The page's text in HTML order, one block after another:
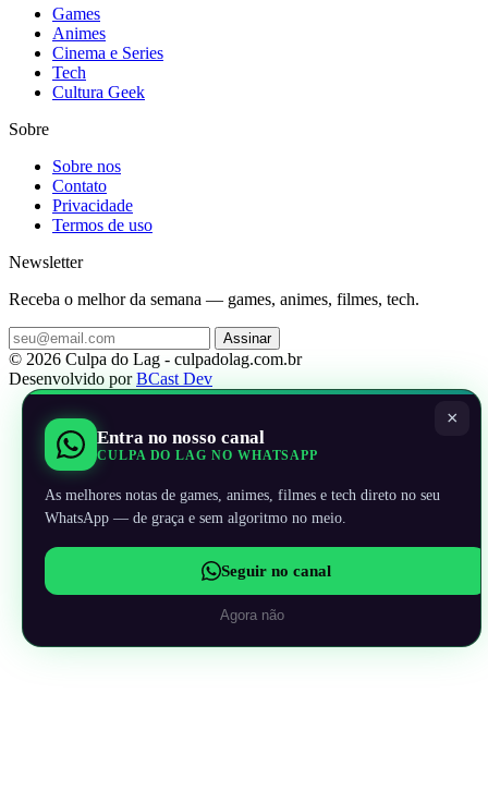
Games
Animes
Cinema e Series
Tech
Cultura Geek
Sobre
Sobre nos
Contato
Privacidade
Termos de uso
Newsletter
Receba o melhor da semana — games, animes, filmes, tech.
Assinar
© 2026 Culpa do Lag - culpadolag.com.br
Desenvolvido porBCast Dev
×
Entra no nosso canal
CULPA DO LAG NO WHATSAPP
As melhores notas de games, animes, filmes e tech direto no seu
WhatsApp — de graça e sem algoritmo no meio.
Seguir no canal
Agora não